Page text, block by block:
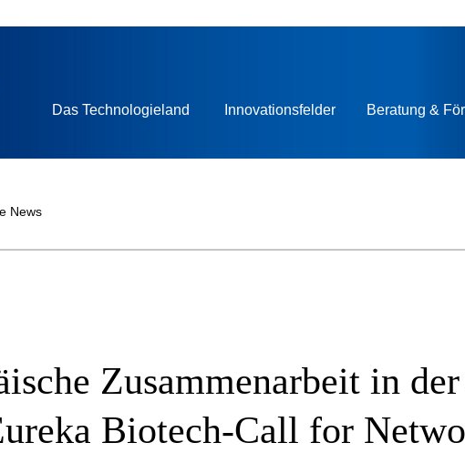
Das Technologieland Innovationsfelder Beratung &
News
Zusammenarbeit in
Biotech-Call for